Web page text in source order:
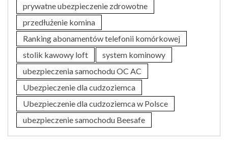
prywatne ubezpieczenie zdrowotne
przedłużenie komina
Ranking abonamentów telefonii komórkowej
stolik kawowy loft
system kominowy
ubezpieczenia samochodu OC AC
Ubezpieczenie dla cudzoziemca
Ubezpieczenie dla cudzoziemca w Polsce
ubezpieczenie samochodu Beesafe